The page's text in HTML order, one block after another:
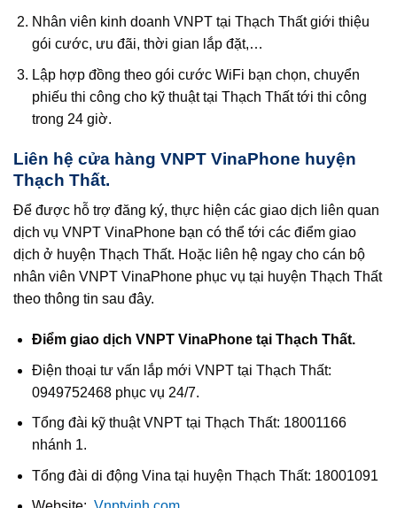
Nhân viên kinh doanh VNPT tại Thạch Thất giới thiệu
gói cước, ưu đãi, thời gian lắp đặt,…
Lập hợp đồng theo gói cước WiFi bạn chọn, chuyển
phiếu thi công cho kỹ thuật tại Thạch Thất tới thi công
trong 24 giờ.
Liên hệ cửa hàng VNPT VinaPhone huyện
Thạch Thất.
Để được hỗ trợ đăng ký, thực hiện các giao dịch liên quan
dịch vụ VNPT VinaPhone bạn có thể tới các điểm giao
dịch ở huyện Thạch Thất. Hoặc liên hệ ngay cho cán bộ
nhân viên VNPT VinaPhone phục vụ tại huyện Thạch Thất
theo thông tin sau đây.
Điểm giao dịch VNPT VinaPhone tại Thạch Thất.
Điện thoại tư vấn lắp mới VNPT tại Thạch Thất:
0949752468 phục vụ 24/7.
Tổng đài kỹ thuật VNPT tại Thạch Thất: 18001166
nhánh 1.
Tổng đài di động Vina tại huyện Thạch Thất: 18001091